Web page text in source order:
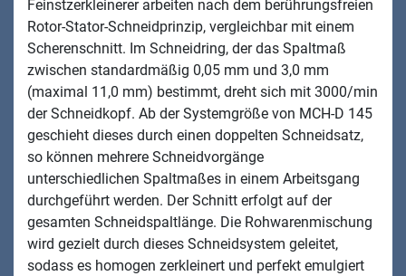
Feinstzerkleinerer arbeiten nach dem berührungsfreien
Rotor-Stator-Schneidprinzip, vergleichbar mit einem
Scherenschnitt. Im Schneidring, der das Spaltmaß
zwischen standardmäßig 0,05 mm und 3,0 mm
(maximal 11,0 mm) bestimmt, dreht sich mit 3000/min
der Schneidkopf. Ab der Systemgröße von MCH-D 145
geschieht dieses durch einen doppelten Schneidsatz,
so können mehrere Schneidvorgänge
unterschiedlichen Spaltmaßes in einem Arbeitsgang
durchgeführt werden. Der Schnitt erfolgt auf der
gesamten Schneidspaltlänge. Die Rohwarenmischung
wird gezielt durch dieses Schneidsystem geleitet,
sodass es homogen zerkleinert und perfekt emulgiert